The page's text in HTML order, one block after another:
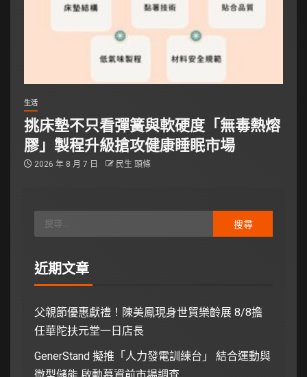
生活
挑床墊不只看彈簧與軟硬度「無毒熱熔
膠」製程升級搶攻健康睡眠市場
2026 年 8 月 7 日 民生 頭條
近期文章
父親節優惠獻禮！陳美鳳現身世貿樂齡展 8/8擔
任華陀扶元堂一日店長
GenerStand 擬推「人力發電訓練台」 結合運動與